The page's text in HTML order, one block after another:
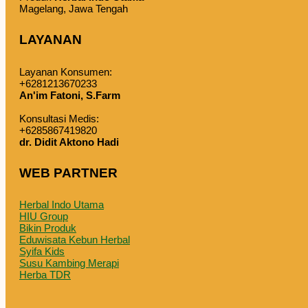
Magelang, Jawa Tengah
LAYANAN
Layanan Konsumen:
+6281213670233
An'im Fatoni, S.Farm
Konsultasi Medis:
+6285867419820
dr. Didit Aktono Hadi
WEB PARTNER
Herbal Indo Utama
HIU Group
Bikin Produk
Eduwisata Kebun Herbal
Syifa Kids
Susu Kambing Merapi
Herba TDR